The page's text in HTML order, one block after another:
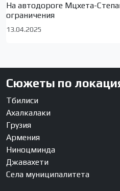
На автодороге Мцхета-
ограничения
13.04.2025
Сюжеты по
Тбилиси
Ахалкалаки
Грузия
Армения
Ниноцминда
Джавахети
Села муниципалитета